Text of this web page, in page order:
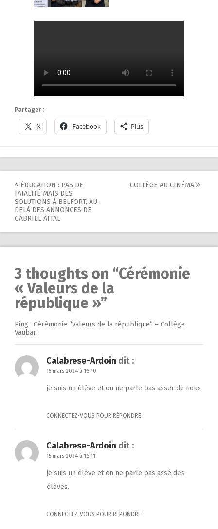
Partager :
X Facebook Plus
Post
navigation
ÉDUCATION : PAS DE
FATALITÉ MAIS DES
SOLUTIONS À BELFORT, AU-
DELÀ DES ANNONCES DE
GABRIEL ATTAL
COLLÈGE AU CINÉMA
3 thoughts on “Cérémonie
« Valeurs de la
république »”
Ping : Cérémonie “Valeurs de la république” – Collège
Vauban
Calabrese-Ardoin dit :
15 mars 2024 à 16:10
je suis un élève et on ne parle pas asser de nous
CONNECTEZ-VOUS POUR RÉPONDRE
Calabrese-Ardoin dit :
15 mars 2024 à 16:11
je suis un élève et on ne parle pas assé des
élèves.
CONNECTEZ-VOUS POUR RÉPONDRE